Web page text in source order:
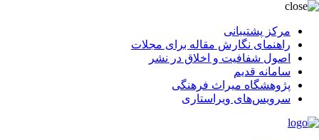
مرکز پشتیبانی
راهنمای نگارش مقاله برای مجلات
اصول شفافیت و اخلاق در نشر
سامانه قدیم
پژوهشگاه میراث فرهنگی
سرویس‌های ویراستاری